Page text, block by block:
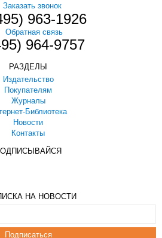
Заказать звонок
963-1926
Обратная связь
964-9757
РАЗДЕЛЫ
Издательство
Покупателям
Журналы
Библиотека
Новости
Контакты
НА НОВОСТИ
Подписаться